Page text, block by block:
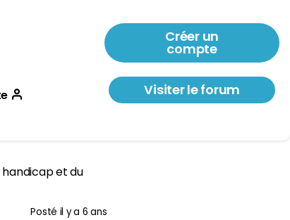
Créer un
compte
Visiter le forum
handicap et du
Posté il y a 6 ans